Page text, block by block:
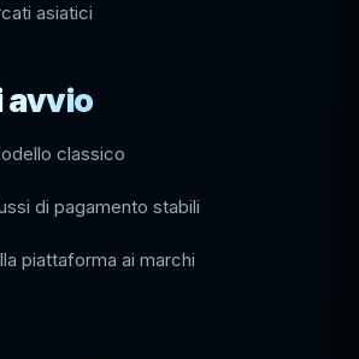
asiatici
avvio
classico
di pagamento stabili
piattaforma ai marchi